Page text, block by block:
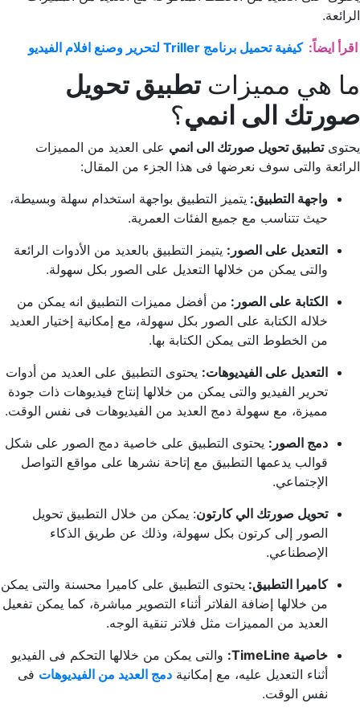
الرائعة.
اقرأ ايضاً: كيفية تحميل برنامج Triller لتحرير وصنع افلام الفيديو
ما هي مميزاتتطبيق تحويل
صورتك الى انمي؟
يحتوىتطبيق تحويل صورتك الى انمي على العديد من المميزات
الرائعة والتى سوف نعرضها فى هذا الجزء من المقال:
واجهة التطبيق: يتميز التطبيق بواجهة استخدام سهلة وبسيطة،
حيث تتناسب مع جميع الفئات العمرية.
التعديل على الصور: يتيمز التطبيق بالعديد من الأدوات الرائعة
والتى يمكن من خلالها التعديل على الصور بكل سهولة.
الكتابة على الصور: من أفضل مميزات التطبيق انه يمكن من
خلاله الكتابة على الصور بكل سهولة، مع إمكانية إختيار العديد
من الخطوط التى يمكن الكتابة بها.
التعديل على الفيديوهات: يحتوى التطبيق على العديد من أدوات
تحرير الفيديو والتى يمكن من خلالها إنتاج فيديوهات ذات جودة
مميزة، مع سهولة دمج العديد من الفيديوهات فى نفس الوقت.
دمج الصور: يحتوى التطبيق على خاصية دمج الصور على شكل
قوالب يدعمها التطبيق مع إتاحة نشرها على مواقع التواصل
الإجتماعي.
تحويل صورتك الي كارتون: يمكن من خلال التطبيق تحويل
الصور إلى كرتون بكل سهولة، وذلك عن طريق الذكاء
الإصطناعي.
كاميرا التطبيق: يحتوى التطبيق على كاميرا محسنة والتى يمكن
من خلالها إضافة الفلاتر أثناء التصوير مباشرة، كما يمكن تفعيل
العديد من المميزات مثل فلاتر تنقية الوجه.
خاصية TimeLine:
والتى يمكن من خلالها التحكم فى الفيديو
أثناء التعديل عليه، مع إمكانية دمج العديد من الفيديوهات فى
نفس الوقت.